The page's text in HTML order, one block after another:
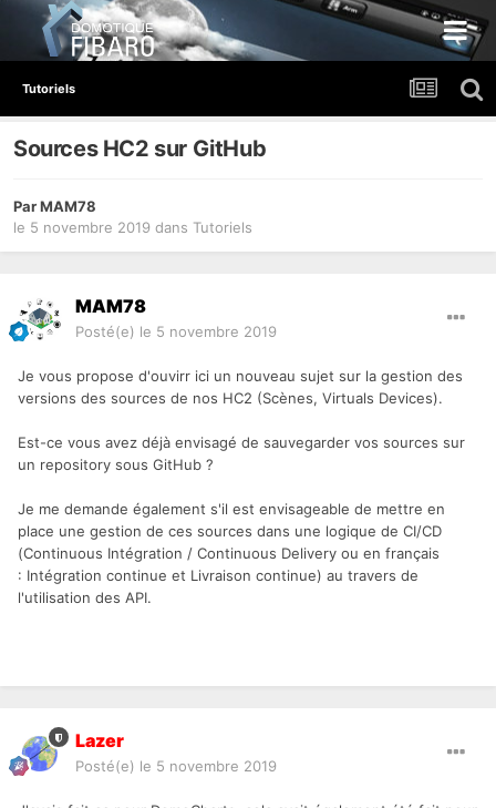
Tutoriels
Sources HC2 sur GitHub
ParMAM78
le 5 novembre 2019 dans Tutoriels
MAM78
Posté(e) le 5 novembre 2019
Je vous propose d'ouvirr ici un nouveau sujet sur la gestion des
versions des sources de nos HC2 (Scènes, Virtuals Devices).
Est-ce vous avez déjà envisagé de sauvegarder vos sources sur
un repository sous GitHub ?
Je me demande également s'il est envisageable de mettre en
place une gestion de ces sources dans une logique de CI/CD
(Continuous Intégration / Continuous Delivery ou en français
: Intégration continue et Livraison continue) au travers de
l'utilisation des API.
Lazer
Posté(e) le 5 novembre 2019